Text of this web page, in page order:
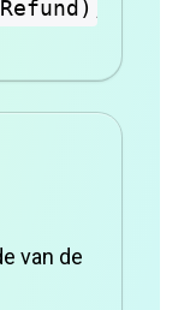
van de